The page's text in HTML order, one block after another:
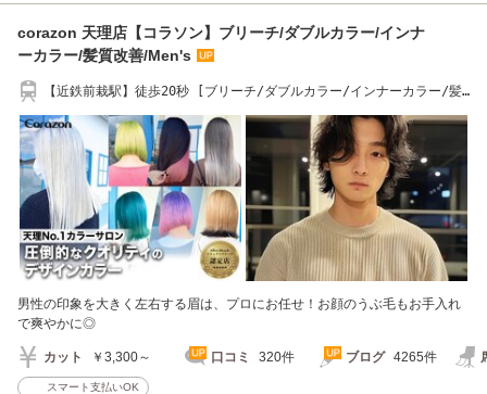
corazon 天理店【コラソン】ブリーチ/ダブルカラー/インナ
ーカラー/髪質改善/Men's
【近鉄前栽駅】徒歩20秒 [ブリーチ/ダブルカラー/インナーカラー/髪
男性の印象を大きく左右する眉は、プロにお任せ！お顔のうぶ毛もお手入れ
で爽やかに◎
カット ￥3,300～ 口コミ 320件 ブログ 4265件
スマート支払いOK